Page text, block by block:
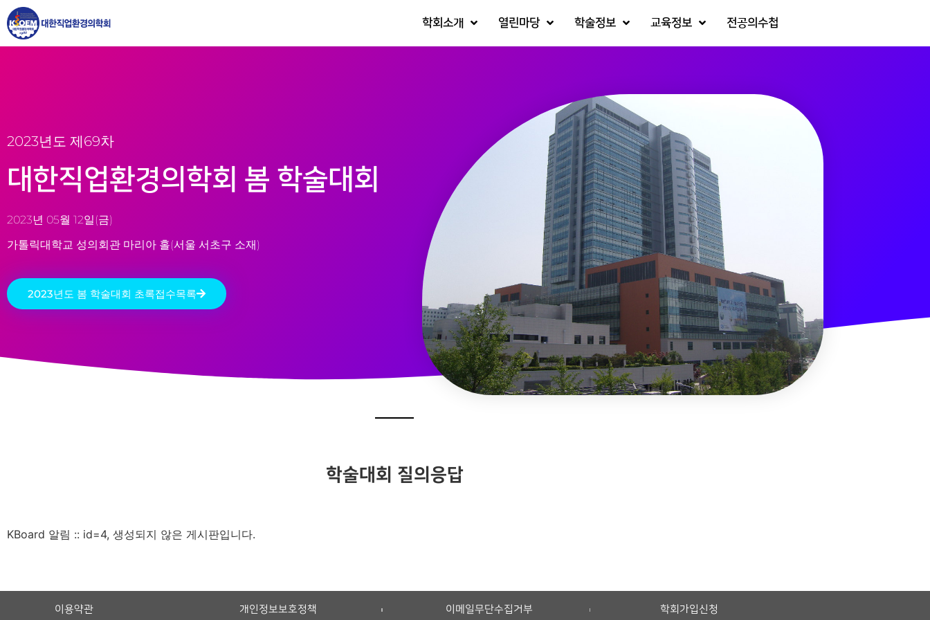
학회소개 열린마당 학술정보 교육정보 전공의수첩
2023년도 제69차
대한직업환경의학회 봄 학술대회
2023년 05월 12일(금)
가톨릭대학교 성의회관 마리아 홀(서울 서초구 소재)
2023년도 봄 학술대회 초록접수목록
학술대회 질의응답
KBoard 알림 :: id=4, 생성되지 않은 게시판입니다.
이용약관 개인정보보호정책 이메일무단수집거부 학회가입신청